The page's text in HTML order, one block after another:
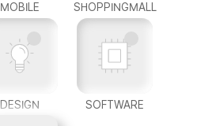
MOBILE SHOPPINGMALL
DESIGN SOFTWARE